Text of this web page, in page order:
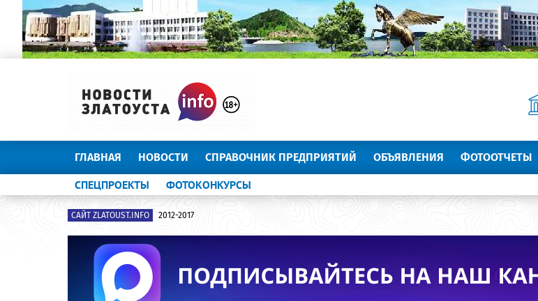
ГЛАВНАЯ НОВОСТИ СПРАВОЧНИК ПРЕДПРИЯТИЙ ОБЪЯВЛЕНИЯ ФОТООТЧЕТЫ
СПЕЦПРОЕКТЫ ФОТОКОНКУРСЫ
САЙТ ZLATOUST.INFO 2012-2017